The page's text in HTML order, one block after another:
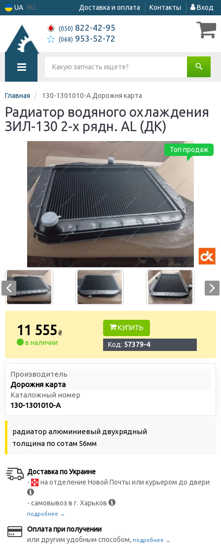
UA RU Доставка и оплата Контакты Вход
(050) 822-42-95
(068) 953-52-72
Главная 130-1301010-А Дорожня карта
Радиатор водяного охлаждения
ЗИЛ-130 2-х рядн. AL (ДК)
Топ продаж
11 555₴
в наличии
КУПИТЬ
Код: 57379-4
Производитель
Дорожня карта
Каталожный номер
130-1301010-А
радиатор алюминиевый двухрядный
толщина по сотам 56мм
Доставка по Украине
-
на отделение Новой Почты или курьером до двери
- самовывоз в г. Харьков
подробнее →
Оплата при получении
или другим удобным способом, подробнее →